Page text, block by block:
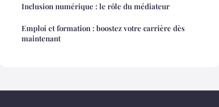
Inclusion numérique : le rôle du médiateur
Emploi et formation : boostez votre carrière dès
maintenant